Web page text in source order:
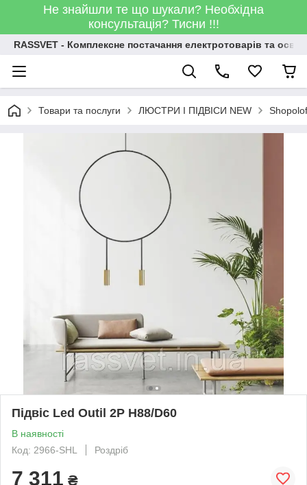
Не знайшли те що шукали? Необхідна
консультація? Тисни !!!
RASSVET - Комплексне постачання електротоварів та
Товари та послуги ЛЮСТРИ І ПІДВІСИ NEW
Підвіс Led Outil 2P H88/D60
В наявності
Код: 2966-SHL
Роздріб
7 311 ₴